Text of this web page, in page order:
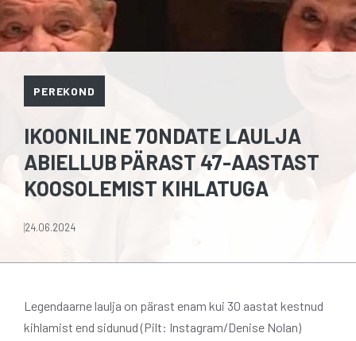
PEREKOND
IKOONILINE 70NDATE LAULJA
ABIELLUB PÄRAST 47-AASTAST
KOOSOLEMIST KIHLATUGA
24.06.2024
Legendaarne laulja on pärast enam kui 30 aastat kestnud
kihlamist end sidunud (Pilt: Instagram/Denise Nolan)